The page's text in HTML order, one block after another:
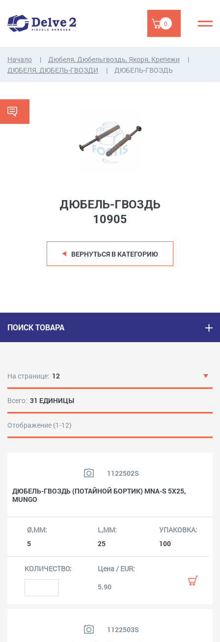
0
Начало
Дюбеля, Дюбельгвоздь, Якоря, Крепежи
ДЮБЕЛЯ, ДЮБЕЛЬ-ГВОЗДИ
ДЮБЕЛЬ-ГВОЗДЬ
ДЮБЕЛЬ-ГВОЗДЬ
10905
ВЕРНУТЬСЯ В КАТЕГОРИЮ
ПОИСК ТОВАРА
На странице: 12
Всего: 31 ЕДИНИЦЫ
Отображение (1-12)
1122502S
ДЮБЕЛЬ-ГВОЗДЬ (ПОТАЙНОЙ БОРТИК) MNA-S 5X25,
MUNGO
5 25 100
5.90
1122503S